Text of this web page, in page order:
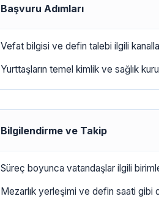
Başvuru Adımları
Vefat bilgisi ve defin talebi ilgili
Yurttaşların temel kimlik ve sağlık
Bilgilendirme ve Takip
Süreç boyunca vatandaşlar ilgili
Mezarlık yerleşimi ve defin saati gibi